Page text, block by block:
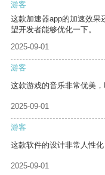
游客
这款加速器app的加速效果
望开发者能够优化一下。
2025-09-01
游客
这款游戏的音乐非常优美，
2025-09-01
游客
这款软件的设计非常人性化
2025-09-01